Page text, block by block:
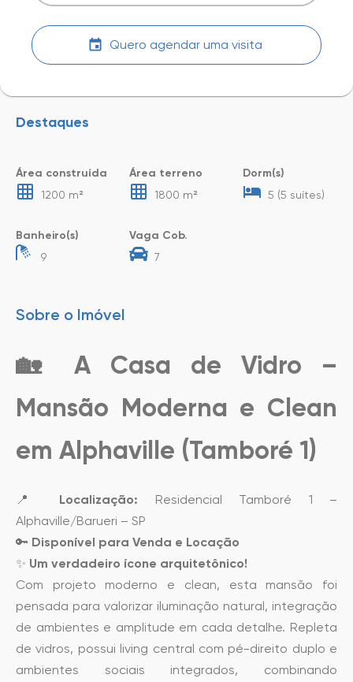
Quero agendar uma visita
Destaques
Área construída
1200 m²
Área terreno
1800 m²
Dorm(s)
5 (5 suítes)
Banheiro(s)
9
Vaga Cob.
7
Sobre o Imóvel
🏡 A Casa de Vidro –
Mansão Moderna e Clean
em Alphaville (Tamboré 1)
📍 Localização: Residencial Tamboré 1 –
Alphaville/Barueri – SP
🔑 Disponível para Venda e Locação
✨ Um verdadeiro ícone arquitetônico!
Com projeto moderno e clean, esta mansão foi
pensada para valorizar iluminação natural, integração
de ambientes e amplitude em cada detalhe. Repleta
de vidros, possui living central com pé-direito duplo e
ambientes sociais integrados, combinando